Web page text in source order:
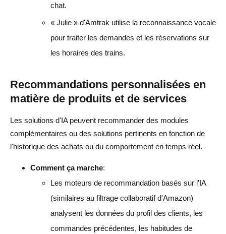
chat.
« Julie » d'Amtrak utilise la reconnaissance vocale
pour traiter les demandes et les réservations sur
les horaires des trains.
Recommandations personnalisées en
matière de produits et de services
Les solutions d'IA peuvent recommander des modules
complémentaires ou des solutions pertinents en fonction de
l'historique des achats ou du comportement en temps réel.
Comment ça marche:
Les moteurs de recommandation basés sur l'IA
(similaires au filtrage collaboratif d'Amazon)
analysent les données du profil des clients, les
commandes précédentes, les habitudes de